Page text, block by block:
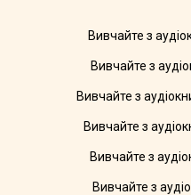
Вивчайте з
Вивчайте з
Вивчайте з
Вивчайте з
Вивчайте з
Вивчайте з